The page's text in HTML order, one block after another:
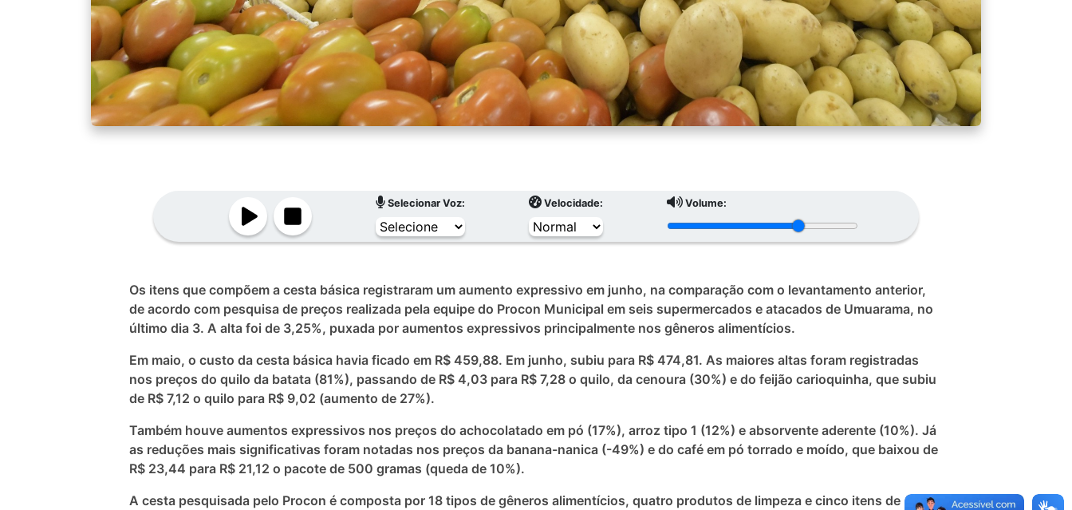
Selecionar Voz: Velocidade: Volume:
Os itens que compõem a cesta básica registraram um aumento expressivo em junho, na comparação com o levantamento anterior,
de acordo com pesquisa de preços realizada pela equipe do Procon Municipal em seis supermercados e atacados de Umuarama, no
último dia 3. A alta foi de 3,25%, puxada por aumentos expressivos principalmente nos gêneros alimentícios.
Em maio, o custo da cesta básica havia ficado em R$ 459,88. Em junho, subiu para R$ 474,81. As maiores altas foram registradas
nos preços do quilo da batata (81%), passando de R$ 4,03 para R$ 7,28 o quilo, da cenoura (30%) e do feijão carioquinha, que subiu
de R$ 7,12 o quilo para R$ 9,02 (aumento de 27%).
Também houve aumentos expressivos nos preços do achocolatado em pó (17%), arroz tipo 1 (12%) e absorvente aderente (10%). Já
as reduções mais significativas foram notadas nos preços da banana-nanica (-49%) e do café em pó torrado e moído, que baixou de
R$ 23,44 para R$ 21,12 o pacote de 500 gramas (queda de 10%).
A cesta pesquisada pelo Procon é composta por 18 tipos de gêneros alimentícios, quatro produtos de limpeza e cinco itens de